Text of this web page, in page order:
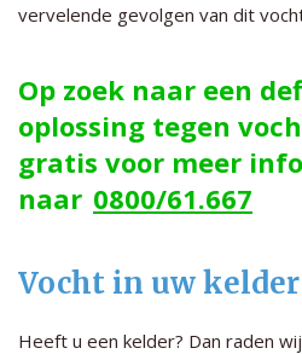
vervelende gevolgen van dit
Op zoek naar een
oplossing tegen
gratis voor meer info
naar 0800/61.667
Vocht in uw
Heeft u een kelder? Dan raden